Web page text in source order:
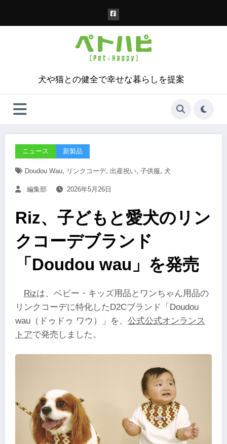
犬や猫との健全で幸せな暮らしを提案
ニュース 新製品
Doudou Wau, リンクコーデ, 出産祝い, 子供服, 犬
編集部 2026年5月26日
Riz、子どもと愛犬のリン
クコーデブランド
「Doudou wau」を発売
Rizは、ベビー・キッズ用品とワンちゃん用品の
リンクコーデに特化したD2Cブランド「Doudou
wau（ドゥドゥ ワウ）」を、 公式公式オンランス
トアで発売しました。